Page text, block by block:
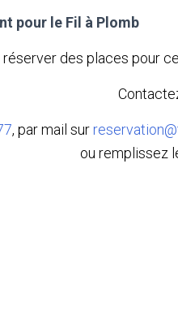
pour le Fil à Plomb
réserver des places pour
, par mail sur
ou remplissez